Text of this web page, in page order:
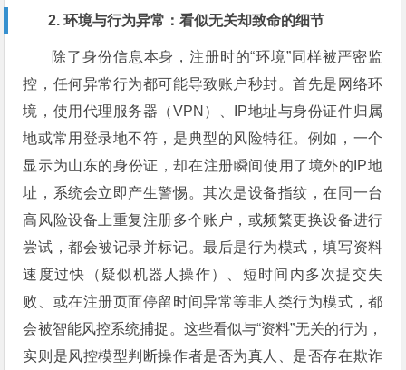
2. 环境与行为异常：看似无关却致命的细节
除了身份信息本身，注册时的“环境”同样被严密监
控，任何异常行为都可能导致账户秒封。首先是网络环
境，使用代理服务器（VPN）、IP地址与身份证件归属
地或常用登录地不符，是典型的风险特征。例如，一个
显示为山东的身份证，却在注册瞬间使用了境外的IP地
址，系统会立即产生警惕。其次是设备指纹，在同一台
高风险设备上重复注册多个账户，或频繁更换设备进行
尝试，都会被记录并标记。最后是行为模式，填写资料
速度过快（疑似机器人操作）、短时间内多次提交失
败、或在注册页面停留时间异常等非人类行为模式，都
会被智能风控系统捕捉。这些看似与“资料”无关的行为，
实则是风控模型判断操作者是否为真人、是否存在欺诈